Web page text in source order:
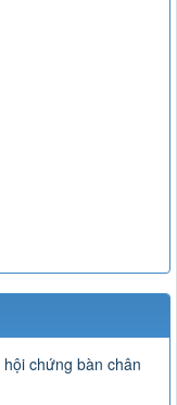
chứng bàn chân